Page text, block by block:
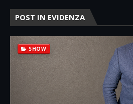
POST IN EVIDENZA
SHOW